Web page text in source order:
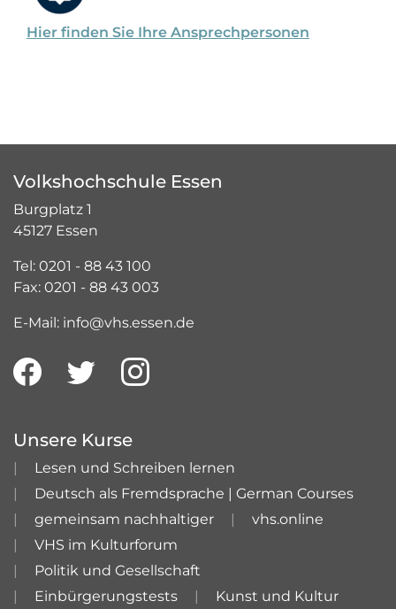
Hier finden Sie Ihre Ansprechpersonen
Volkshochschule Essen
Burgplatz 1
45127 Essen
Tel: 0201 - 88 43 100
Fax: 0201 - 88 43 003
E-Mail: info@vhs.essen.de
Unsere Kurse
Lesen und Schreiben lernen
Deutsch als Fremdsprache | German Courses
gemeinsam nachhaltiger
vhs.online
VHS im Kulturforum
Politik und Gesellschaft
Einbürgerungstests
Kunst und Kultur